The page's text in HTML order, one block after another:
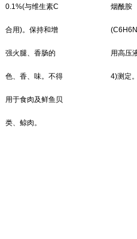
0.1%(与维生素C
合用)。保持和增
强火腿、香肠的
色、香、味。不得
用于食肉及鲜鱼贝
类、鲸肉。
烟酰胺
用高压
4)测定